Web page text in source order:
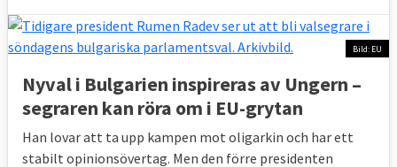
Bild: EU
Nyval i Bulgarien inspireras av Ungern –
segraren kan röra om i EU-grytan
Han lovar att ta upp kampen mot oligarkin och har ett
stabilt opinionsövertag. Men den förre presidenten